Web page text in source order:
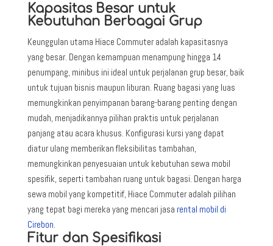
Kapasitas Besar untuk
Kebutuhan Berbagai Grup
Keunggulan utama Hiace Commuter adalah kapasitasnya
yang besar. Dengan kemampuan menampung hingga 14
penumpang, minibus ini ideal untuk perjalanan grup besar, baik
untuk tujuan bisnis maupun liburan. Ruang bagasi yang luas
memungkinkan penyimpanan barang-barang penting dengan
mudah, menjadikannya pilihan praktis untuk perjalanan
panjang atau acara khusus. Konfigurasi kursi yang dapat
diatur ulang memberikan fleksibilitas tambahan,
memungkinkan penyesuaian untuk kebutuhan sewa mobil
spesifik, seperti tambahan ruang untuk bagasi. Dengan harga
sewa mobil yang kompetitif, Hiace Commuter adalah pilihan
yang tepat bagi mereka yang mencari jasa rental mobil di
Cirebon
Fitur dan Spesifikasi